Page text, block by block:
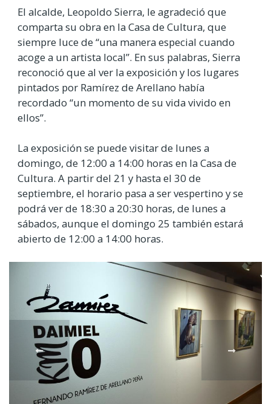
El alcalde, Leopoldo Sierra, le agradeció que
comparta su obra en la Casa de Cultura, que
siempre luce de “una manera especial cuando
acoge a un artista local”. En sus palabras, Sierra
reconoció que al ver la exposición y los lugares
pintados por Ramírez de Arellano había
recordado “un momento de su vida vivido en
ellos”.
La exposición se puede visitar de lunes a
domingo, de 12:00 a 14:00 horas en la Casa de
Cultura. A partir del 21 y hasta el 30 de
septiembre, el horario pasa a ser vespertino y se
podrá ver de 18:30 a 20:30 horas, de lunes a
sábados, aunque el domingo 25 también estará
abierto de 12:00 a 14:00 horas.